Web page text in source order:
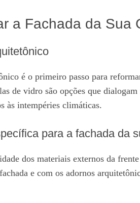
a Fachada da Sua
é o primeiro passo para
de vidro são opções que
às intempéries climáticas.
para a fachada da
dos materiais externos da frente
e com os adornos